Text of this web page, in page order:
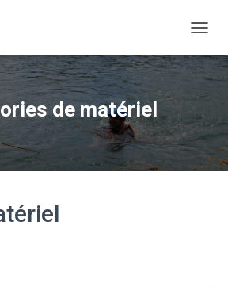
É
P
I
E
R
de matériel